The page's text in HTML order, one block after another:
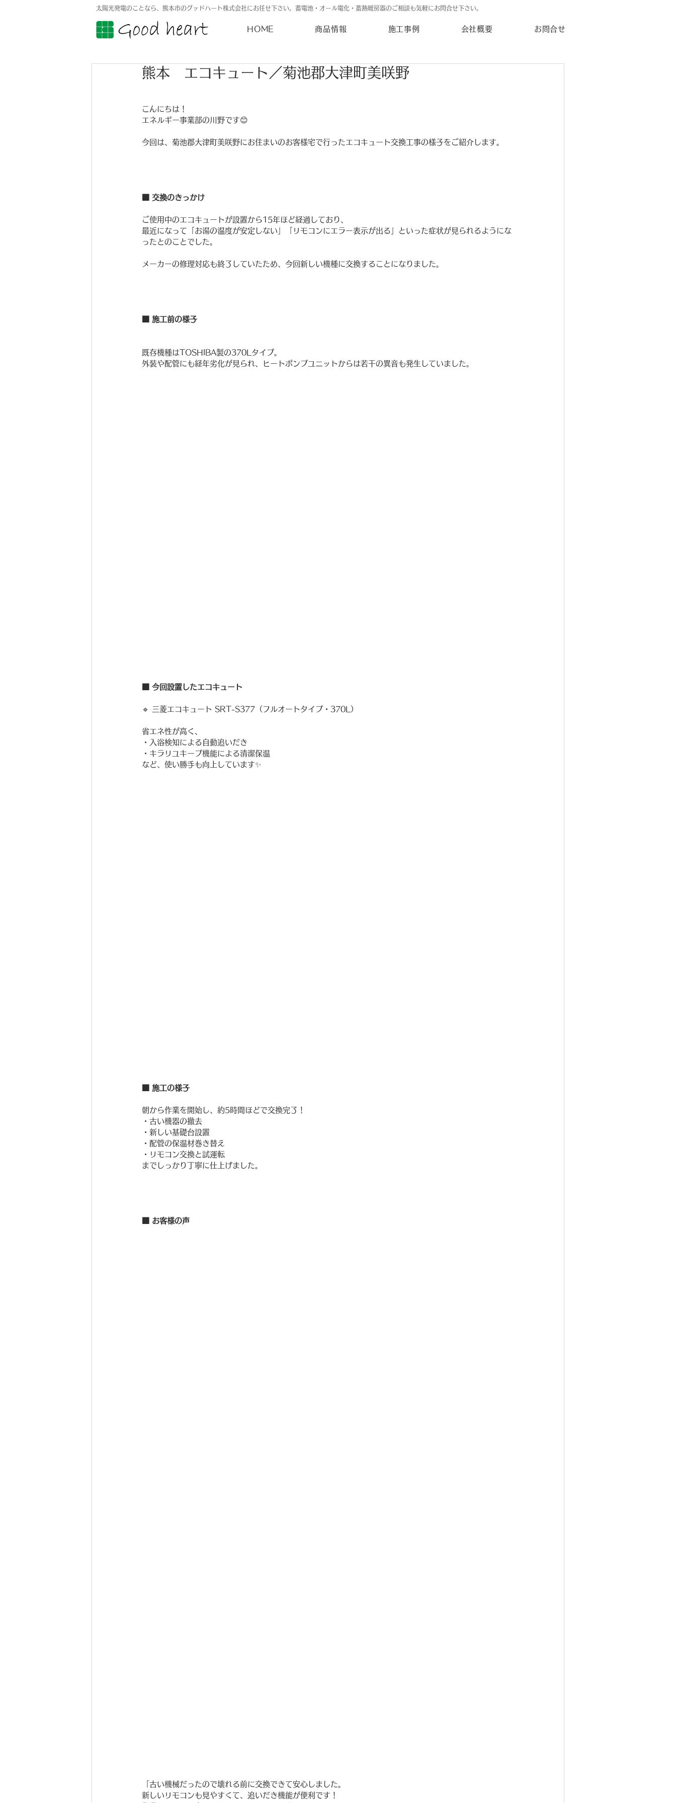
太陽光発電のことなら、熊本市のグッドハート株式会社にお任せ下さい。蓄電池・オール電化・蓄熱暖房器のご相談も気軽にお問合せ下さい。
HOME 商品情報 施工事例 会社概要 お問合せ
熊本 エコキュート／菊池郡大津町美咲野
こんにちは！
エネルギー事業部の川野です😊
今回は、菊池郡大津町美咲野にお住まいのお客様宅で行ったエコキュート交換工事の様子をご紹介します。
■ 交換のきっかけ
ご使用中のエコキュートが設置から15年ほど経過しており、
最近になって「お湯の温度が安定しない」「リモコンにエラー表示が出る」といった症状が見られるようにな
ったとのことでした。
メーカーの修理対応も終了していたため、今回新しい機種に交換することになりました。
■ 施工前の様子
既存機種はTOSHIBA製の370Lタイプ。
外装や配管にも経年劣化が見られ、ヒートポンプユニットからは若干の異音も発生していました。
■ 今回設置したエコキュート
🔹 三菱エコキュート SRT-S377（フルオートタイプ・370L）
省エネ性が高く、
・入浴検知による自動追いだき
・キラリユキープ機能による清潔保温
など、使い勝手も向上しています✨
■ 施工の様子
朝から作業を開始し、約5時間ほどで交換完了！
・古い機器の撤去
・新しい基礎台設置
・配管の保温材巻き替え
・リモコン交換と試運転
までしっかり丁寧に仕上げました。
■ お客様の声
「古い機械だったので壊れる前に交換できて安心しました。
新しいリモコンも見やすくて、追いだき機能が便利です！